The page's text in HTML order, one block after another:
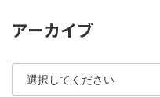
アーカイブ